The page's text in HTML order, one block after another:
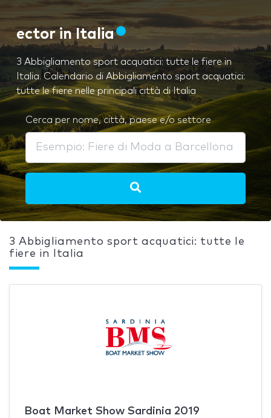
ector in Italia
3 Abbigliamento sport acquatici: tutte le fiere in
Italia. Calendario di Abbigliamento sport acquatici:
tutte le fiere nelle principali città di Italia
Cerca per nome, città, paese e/o settore
3 Abbigliamento sport acquatici: tutte le
fiere in Italia
Boat Market Show Sardinia 2019